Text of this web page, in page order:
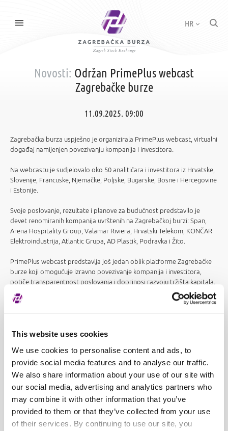
This website uses cookies
We use cookies to personalise content and ads, to
provide social media features and to analyse our traffic.
We also share information about your use of our site with
our social media, advertising and analytics partners who
may combine it with other information that you’ve
provided to them or that they’ve collected from your use
of their services. By continuing to use our site, you
HR
Novosti: Održan PrimePlus webcast
Zagrebačke burze
11.09.2025. 09:00
Zagrebačka burza uspješno je organizirala PrimePlus webcast, virtualni
događaj namijenjen povezivanju kompanija i investitora.
Na webcastu je sudjelovalo oko 50 analitičara i investitora iz Hrvatske,
Slovenije, Francuske, Njemačke, Poljske, Bugarske, Bosne i Hercegovine
i Estonije.
Svoje poslovanje, rezultate i planove za budućnost predstavilo je
devet renomiranih kompanija uvrštenih na Zagrebačkoj burzi: Span,
Arena Hospitality Group, Valamar Riviera, Hrvatski Telekom, KONČAR
Elektroindustrija, Atlantic Grupa, AD Plastik, Podravka i Žito.
PrimePlus webcast predstavlja još jedan oblik platforme Zagrebačke
burze koji omogućuje izravno povezivanje kompanija i investitora,
potiče transparentnost poslovanja i doprinosi razvoju tržišta kapitala.
Zagrebačka burza nastavit će s aktivnostima kojima je cilj
predstavljanje uvrštenih društava, promoviranje najviših standarda
transparentnosti, kao i uspostavljanje otvorenog dijaloga između